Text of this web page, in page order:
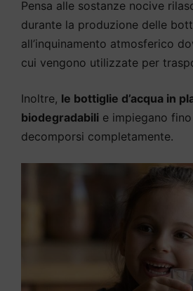
Pensa alle sostanze nocive
durante la produzione delle
all’inquinamento atmosferico
cui vengono utilizzate per
Inoltre, le bottiglie d’acqua in
biodegradabili e impiegano
decomporsi completamente.